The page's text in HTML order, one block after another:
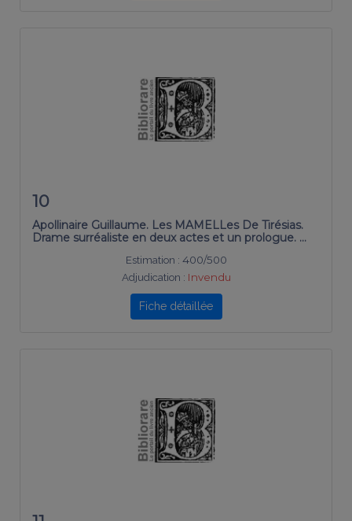
10
Apollinaire Guillaume. Les MAMELLes De Tirésias.
Drame surréaliste en deux actes et un prologue. …
Estimation : 400/500
Adjudication : Invendu
Fiche détaillée